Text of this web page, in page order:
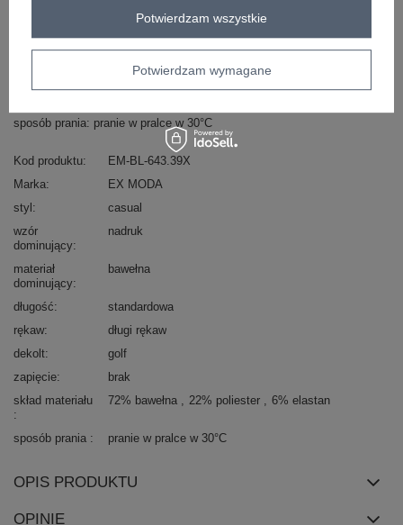
Masz pytanie? Chętnie pomożemy.
skład materiału: 72% bawełna, 22% poliester, 6%
sposób prania: pranie w pralce w 30°C
Kod produktu
EM-BL-643.39X
Marka
EX MODA
styl
casual
wzór
dominujący
nadruk
materiał
dominujący
bawełna
długość
standardowa
rękaw
długi rękaw
dekolt
golf
zapięcie
brak
skład materiału
72% bawełna 22% poliester 6% elastan
sposób prania pranie w pralce w 30°C
OPIS PRODUKTU
OPINIE
Potwierdzam wymagane
Potwierdzam wszystkie